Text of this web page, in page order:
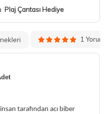
Plaj Çantası Hediye
1 Yorum
tarafından acı biber